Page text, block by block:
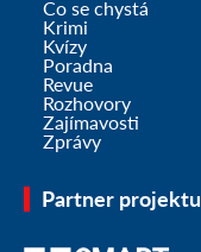
Co se chystá
Krimi
Kvízy
Poradna
Revue
Rozhovory
Zajímavosti
Zprávy
Partner projektu